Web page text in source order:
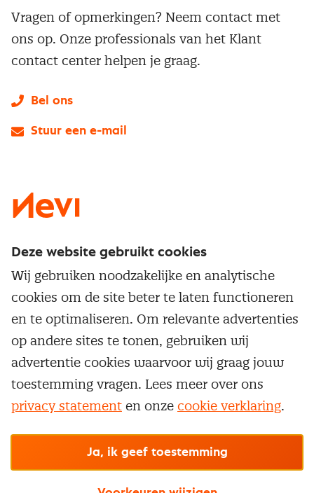
Service & contact
Over inkoop
Netwerk en communities
Aanmelden nieuwsbrief
Word lid van Nevi
Inkoop vacatures
Opzeggen lidmaatschap
Populaire thema's
Aanbesteden
Contractmanagement
Kostenmanagement
Onderhandelen
Supply management
Opleidingen en trainingen
Trainingen
Opleidingen
Maatwerk
Vrijstellingen
Vragen of opmerkingen? Neem contact met
ons op. Onze professionals van het Klant
contact center helpen je graag.
Bel ons
Stuur een e-mail
Cookievoorkeuren beherenOnzealgemene
© Nevi.nl
Deze website gebruikt cookies
Wij gebruiken noodzakelijke en analytische
cookies om de site beter te laten functioneren
en te optimaliseren. Om relevante advertenties
op andere sites te tonen, gebruiken wij
advertentie cookies waarvoor wij graag jouw
toestemming vragen. Lees meer over ons
privacy statement en onze cookie verklaring.
Ja, ik geef toestemming